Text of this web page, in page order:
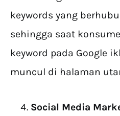
keywords yang
sehingga saat
keyword pada Google
muncul di halaman
Social Media